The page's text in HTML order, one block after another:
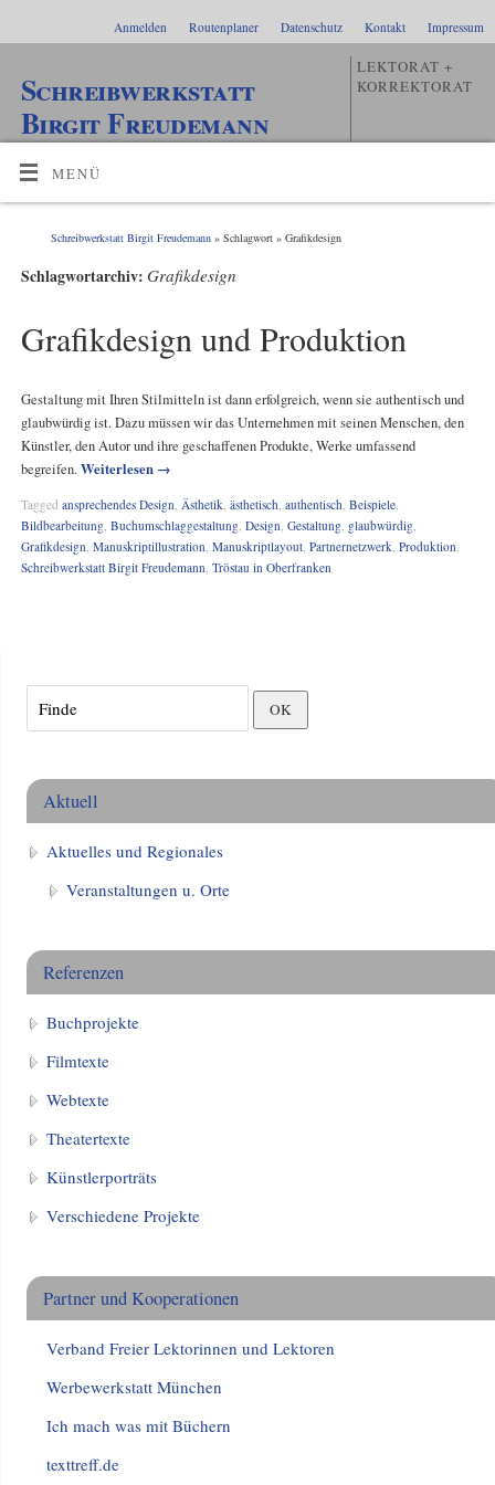
Anmelden Routenplaner Datenschutz Kontakt Impressum
Schreibwerkstatt
Birgit Freudemann
LEKTORAT +
KORREKTORAT
MENÜ
Schreibwerkstatt Birgit Freudemann » Schlagwort » Grafikdesign
Schlagwortarchiv: Grafikdesign
Grafikdesign und Produktion
Gestaltung mit Ihren Stilmitteln ist dann erfolgreich, wenn sie authentisch und
glaubwürdig ist. Dazu müssen wir das Unternehmen mit seinen Menschen, den
Künstler, den Autor und ihre geschaffenen Produkte, Werke umfassend
begreifen.Weiterlesen →
Tagged ansprechendes Design, Ästhetik, ästhetisch, authentisch, Beispiele,
Bildbearbeitung, Buchumschlaggestaltung, Design, Gestaltung, glaubwürdig,
Grafikdesign, Manuskriptillustration, Manuskriptlayout, Partnernetzwerk, Produktion,
Schreibwerkstatt Birgit Freudemann, Tröstau in Oberfranken
Aktuell
Aktuelles und Regionales
Veranstaltungen u. Orte
Referenzen
Buchprojekte
Filmtexte
Webtexte
Theatertexte
Künstlerporträts
Verschiedene Projekte
Partner und Kooperationen
Verband Freier Lektorinnen und Lektoren
Werbewerkstatt München
Ich mach was mit Büchern
texttreff.de